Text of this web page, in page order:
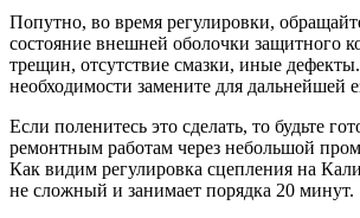
Попутно, во время регулировки,
состояние внешней оболочки защитного
трещин, отсутствие смазки, иные
необходимости замените для дальнейшей
Если поленитесь это сделать, то будьте
ремонтным работам через небольшой
Как видим регулировка сцепления на
не сложный и занимает порядка 20 минут.